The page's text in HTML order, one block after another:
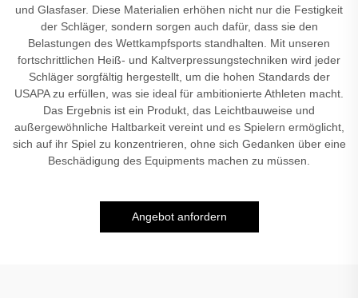
und Glasfaser. Diese Materialien erhöhen nicht nur die Festigkeit
der Schläger, sondern sorgen auch dafür, dass sie den
Belastungen des Wettkampfsports standhalten. Mit unseren
fortschrittlichen Heiß- und Kaltverpressungstechniken wird jeder
Schläger sorgfältig hergestellt, um die hohen Standards der
USAPA zu erfüllen, was sie ideal für ambitionierte Athleten macht.
Das Ergebnis ist ein Produkt, das Leichtbauweise und
außergewöhnliche Haltbarkeit vereint und es Spielern ermöglicht,
sich auf ihr Spiel zu konzentrieren, ohne sich Gedanken über eine
Beschädigung des Equipments machen zu müssen.
Angebot anfordern